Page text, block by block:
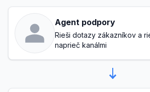
Agent podpory
Rieši dotazy zákazníkov a
naprieč kanálmi